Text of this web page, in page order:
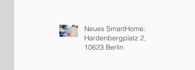
Neues SmartHome:
Hardenbergplatz 2,
10623 Berlin